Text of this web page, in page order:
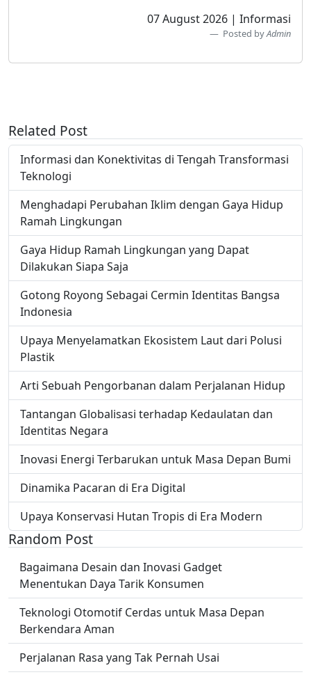
07 August 2026 | Informasi
Posted byAdmin
Related Post
Informasi dan Konektivitas di Tengah Transformasi
Teknologi
Menghadapi Perubahan Iklim dengan Gaya Hidup
Ramah Lingkungan
Gaya Hidup Ramah Lingkungan yang Dapat
Dilakukan Siapa Saja
Gotong Royong Sebagai Cermin Identitas Bangsa
Indonesia
Upaya Menyelamatkan Ekosistem Laut dari Polusi
Plastik
Arti Sebuah Pengorbanan dalam Perjalanan Hidup
Tantangan Globalisasi terhadap Kedaulatan dan
Identitas Negara
Inovasi Energi Terbarukan untuk Masa Depan Bumi
Dinamika Pacaran di Era Digital
Upaya Konservasi Hutan Tropis di Era Modern
Random Post
Bagaimana Desain dan Inovasi Gadget
Menentukan Daya Tarik Konsumen
Teknologi Otomotif Cerdas untuk Masa Depan
Berkendara Aman
Perjalanan Rasa yang Tak Pernah Usai